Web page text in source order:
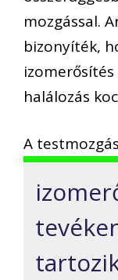
mozgással.
bizonyíték,
halálozás
A